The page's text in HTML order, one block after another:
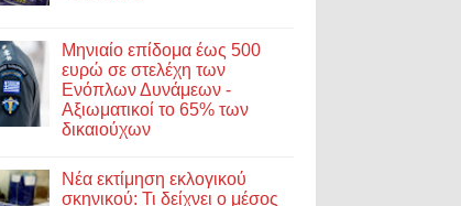
Μηνιαίο επίδομα έως 500
ευρώ σε στελέχη των
Ενόπλων Δυνάμεων -
Αξιωματικοί το 65% των
δικαιούχων
Νέα εκτίμηση εκλογικού
σκηνικού: Τι δείχνει ο μέσος